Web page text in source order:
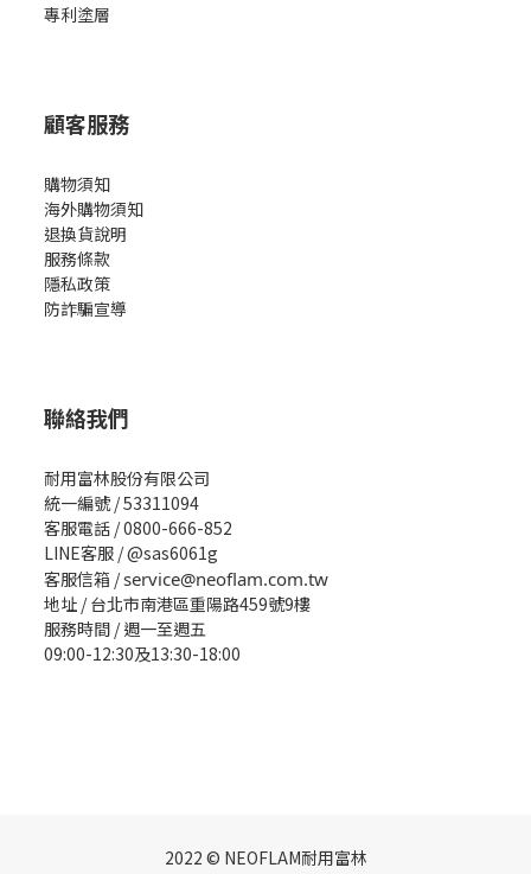
專利塗層
顧客服務
購物須知
海外購物須知
退換貨說明
服務條款
隱私政策
防詐騙宣導
聯絡我們
耐用富林股份有限公司
統一編號 / 53311094
客服電話 / 0800-666-852
LINE客服 / @sas6061g
客服信箱 /service@neoflam.com.tw
地址 / 台北市南港區重陽路459號9樓
服務時間 / 週一至週五
09:00-12:30及13:30-18:00
2022 © NEOFLAM耐用富林